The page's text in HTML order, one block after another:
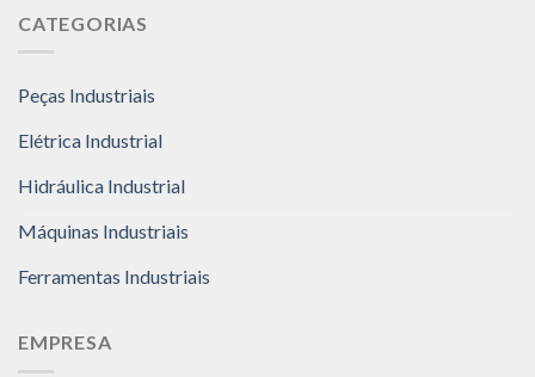
CATEGORIAS
Peças Industriais
Elétrica Industrial
Hidráulica Industrial
Máquinas Industriais
Ferramentas Industriais
EMPRESA